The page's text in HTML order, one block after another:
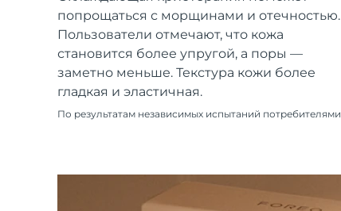
попрощаться с морщинами и отечностью.
Пользователи отмечают, что кожа
становится более упругой, а поры —
заметно меньше. Текстура кожи более
гладкая и эластичная.
По результатам независимых испытаний потребителями
All acne treatment devices
All revitalizing eye massagers
Уход KIWI™
Advanced pore care essentials
Serum
For healthy hair
issa™ Teeth Whitening Gel
18% PAP
Косметика
Для мужчин